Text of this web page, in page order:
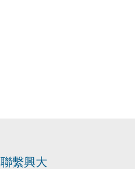
聯繫興大